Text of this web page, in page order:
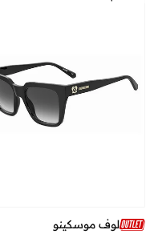
لوف موسكينو